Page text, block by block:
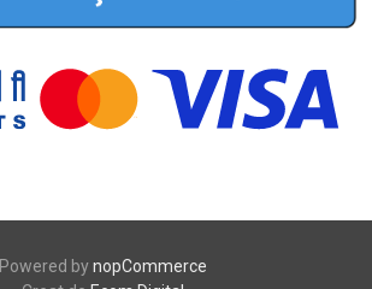
Powered bynopCommerce